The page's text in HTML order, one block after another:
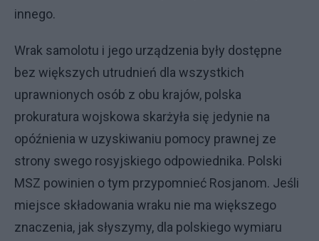
innego.
Wrak samolotu i jego urządzenia były dostępne
bez większych utrudnień dla wszystkich
uprawnionych osób z obu krajów, polska
prokuratura wojskowa skarżyła się jedynie na
opóźnienia w uzyskiwaniu pomocy prawnej ze
strony swego rosyjskiego odpowiednika. Polski
MSZ powinien o tym przypomnieć Rosjanom. Jeśli
miejsce składowania wraku nie ma większego
znaczenia, jak słyszymy, dla polskiego wymiaru